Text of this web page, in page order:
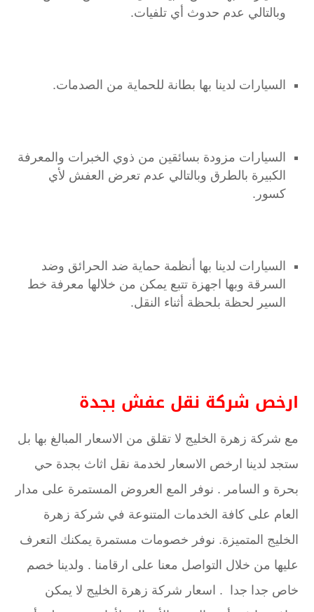
وبالتالي عدم حدوث أي تلفيات.
السيارات لدينا بها بطانة للحماية من الصدمات.
السيارات مزودة بسائقين من ذوي الخبرات والمعرفة
الكبيرة بالطرق وبالتالي عدم تعرض العفش لأي
كسور.
السيارات لدينا بها أنظمة حماية ضد الحرائق وضد
السرقة وبها اجهزة تتبع يمكن من خلالها معرفة خط
السير لحظة بلحظة أثناء النقل.
ارخص شركة نقل عفش بجدة
مع شركة زهرة الخليج لا تقلق من الاسعار المبالغ بها بل
ستجد لدينا ارخص الاسعار لخدمة نقل اثاث بجدة حي
بحرة و السامر . نوفر المع العروض المستمرة على مدار
العام على كافة الخدمات المتنوعة في شركة زهرة
الخليج المتميزة. نوفر خصومات مستمرة يمكنك التعرف
عليها من خلال التواصل معنا على ارقامنا . ولدينا خصم
خاص جدا جدا . اسعار شركة زهرة الخليج لا يمكن